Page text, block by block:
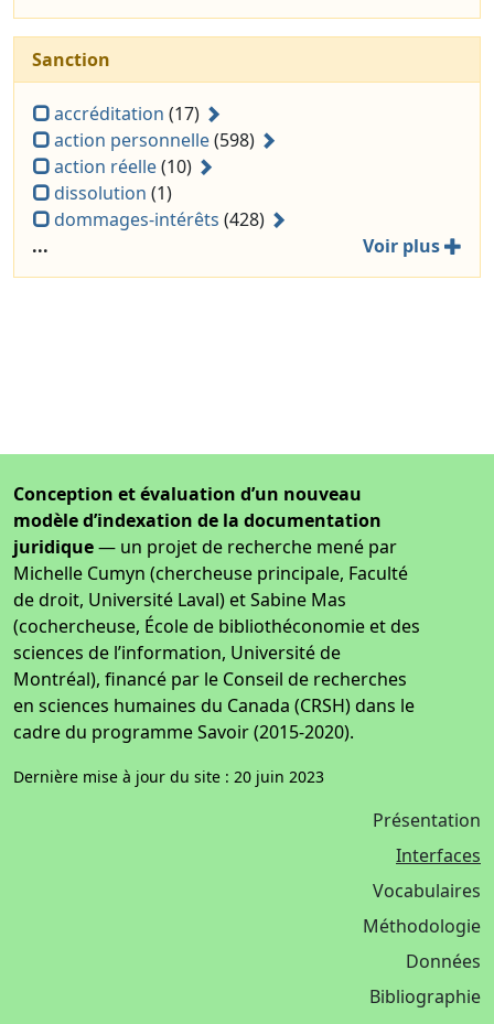
Sanction
accréditation (17)
action personnelle(598)
action réelle(10)
dissolution (1)
dommages-intérêts (428)
...
Voir plus
Conception et évaluation d’un nouveau
modèle d’indexation de la documentation
juridique— un projet de recherche mené par
Michelle Cumyn (chercheuse principale, Faculté
de droit, Université Laval) et Sabine Mas
(cochercheuse, École de bibliothéconomie et des
sciences de l’information, Université de
Montréal), financé par le Conseil de recherches
en sciences humaines du Canada (CRSH) dans le
cadre du programme Savoir (2015-2020).
Dernière mise à jour du site : 20 juin 2023
Présentation
Interfaces
Vocabulaires
Méthodologie
Données
Bibliographie